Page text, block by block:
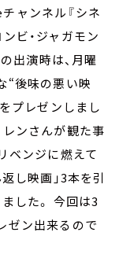
ャンネル『シネ
ビ・ジャガモン
出演時は、月曜
“後味の悪い映
プレゼンしまし
ンさんが観た事
ベンジに燃えて
し映画」3本を引
した。 今回は3
ゼン出来るので